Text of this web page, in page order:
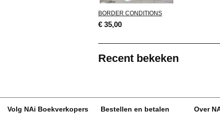
BORDER CONDITIONS
€ 35,00
Recent bekeken
Volg NAi Boekverkopers Bestellen en betalen Over